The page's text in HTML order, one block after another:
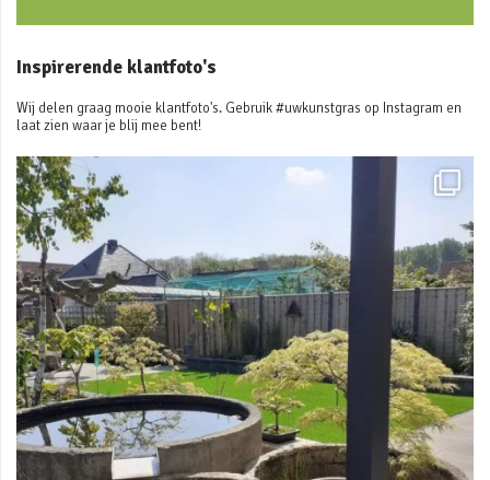
Inspirerende klantfoto's
Wij delen graag mooie klantfoto's. Gebruik #uwkunstgras op Instagram en
laat zien waar je blij mee bent!